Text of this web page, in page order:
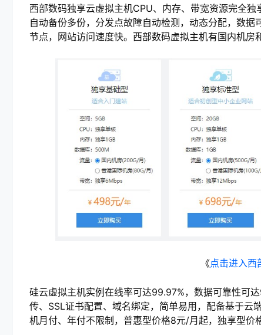
西部数码独享云虚拟主机CPU、内存、带宽资源完全
自动备份多份，分发点故障自动检测，动态分配，数
节点，网站访问速度快。西部数码虚拟主机有国内机
《点击进入西
硅云虚拟主机实例在线率可达99.97%，数据可靠性可
传、SSL证书配置、域名绑定，简单易用，配备基于云
机月付、年付不限制，普惠型价格8元/月起，独享型价